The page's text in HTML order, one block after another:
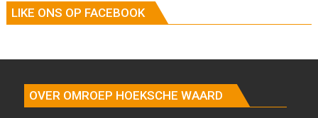
LIKE ONS OP FACEBOOK
OVER OMROEP HOEKSCHE WAARD